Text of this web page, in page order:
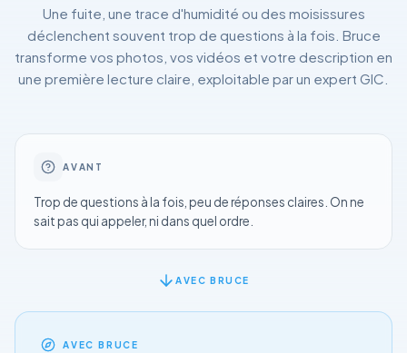
Une fuite, une trace d'humidité ou des moisissures
déclenchent souvent trop de questions à la fois. Bruce
transforme vos photos, vos vidéos et votre description en
une première lecture claire, exploitable par un expert GIC.
AVANT
Trop de questions à la fois, peu de réponses claires. On ne
sait pas qui appeler, ni dans quel ordre.
AVEC BRUCE
AVEC BRUCE